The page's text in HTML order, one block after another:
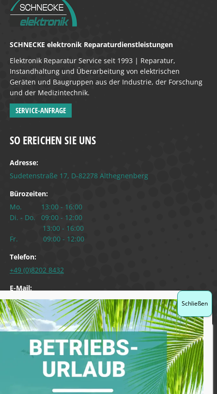
Wir schätzen Ihre Privatsphäre
COOKIE EINSTELLUNGEN
Wir verwenden Cookies, welche für die ordnungsgemäße
Funktionsfähigkeit unserer Website notwendig sind.
SCHNECKE elektronik Reparaturdienstleistungen
Elektronik Reparatur Service seit 1993 | Reparatur,
Instandhaltung und Überarbeitung von elektrischen
Geräten und Baugruppen aus der Industrie, der Forschung
und der Medizintechnik.
SERVICE-ANFRAGE
SO EREICHEN SIE UNS
Adresse:
Sudetenstraße 17, D-82278 Althegnenberg
Bürozeiten:
Mo. 13:00 - 16:00
Di. - Do. 09:00 - 12:00
13:00 - 16:00
Fr. 09:00 - 12:00
Telefon:
+49 (0)8202 8432
E-Mail:
service@08202.de